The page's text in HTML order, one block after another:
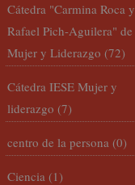
Cátedra "Carmina Roca y
Rafael Pich-Aguilera" de
Mujer y Liderazgo (72)
Cátedra IESE Mujer y
liderazgo (7)
centro de la persona (0)
Ciencia (1)